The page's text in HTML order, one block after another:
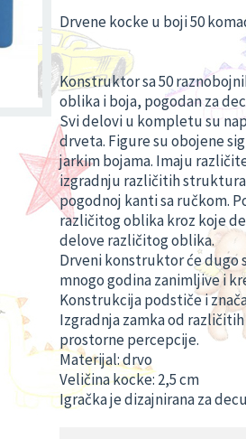
Drvene kocke u boji 50
Konstruktor sa 50
oblika i boja, pogodan za
Svi delovi u kompletu su
drveta. Figure su obojene
jarkim bojama. Imaju
izgradnju različitih
pogodnoj kanti sa ručkom.
različitog oblika kroz koje
delove različitog oblika.
Drveni konstruktor će
mnogo godina zanimljive i
Konstrukcija podstiče i
Izgradnja zamka od
prostorne percepcije.
Materijal: drvo
Veličina kocke: 2,5 cm
Igračka je dizajnirana za